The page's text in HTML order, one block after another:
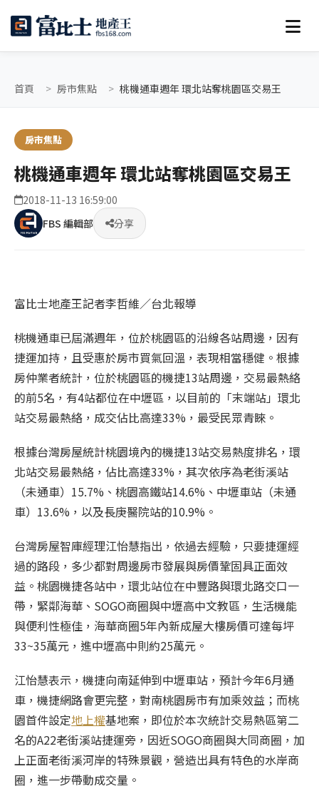
首頁 房市焦點 桃機通車週年 環北站奪桃園區交易王
房市焦點
桃機通車週年 環北站奪桃園區交易王
2018-11-13 16:59:00
FBS 編輯部
分享
富比士地產王記者李哲維／台北報導
桃機通車已屆滿週年，位於桃園區的沿線各站周邊，因有
捷運加持，且受惠於房市買氣回溫，表現相當穩健。根據
房仲業者統計，位於桃園區的機捷13站周邊，交易最熱絡
的前5名，有4站都位在中壢區，以目前的「末端站」環北
站交易最熱絡，成交佔比高達33%，最受民眾青睞。
根據台灣房屋統計桃園境內的機捷13站交易熱度排名，環
北站交易最熱絡，佔比高達33%，其次依序為老街溪站
（未通車）15.7%、桃園高鐵站14.6%、中壢車站（未通
車）13.6%，以及長庚醫院站的10.9%。
台灣房屋智庫經理江怡慧指出，依過去經驗，只要捷運經
過的路段，多少都對周邊房市發展與房價鞏固具正面效
益。桃園機捷各站中，環北站位在中豐路與環北路交口一
帶，緊鄰海華、SOGO商圈與中壢高中文教區，生活機能
與便利性極佳，海華商圈5年內新成屋大樓房價可達每坪
33~35萬元，進中壢高中則約25萬元。
江怡慧表示，機捷向南延伸到中壢車站，預計今年6月通
車，機捷網路會更完整，對南桃園房市有加乘效益；而桃
園首件設定地上權基地案，即位於本次統計交易熱區第二
名的A22老街溪站捷運旁，因近SOGO商圈與大同商圈，加
上正面老街溪河岸的特殊景觀，營造出具有特色的水岸商
圈，進一步帶動成交量。